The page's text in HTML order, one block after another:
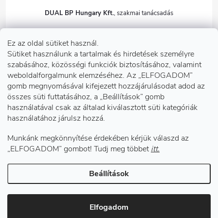
Ez az oldal sütiket használ.
Sütiket használunk a tartalmak és hirdetések személyre
szabásához, közösségi funkciók biztosításához, valamint
weboldalforgalmunk elemzéséhez. Az „ELFOGADOM”
gomb megnyomásával kifejezett hozzájárulásodat adod az
összes süti futtatásához, a „Beállítások” gomb
használatával csak az általad kiválasztott süti kategóriák
használatához járulsz hozzá.
Munkánk megkönnyítése érdekében kérjük válaszd az
„ELFOGADOM” gombot! Tudj meg többet itt.
Beállítások
Elfogadom
Információk önnek
Telephelyeink
Facebook
DUAL BP Hungary Kft.
dualbp.hu
Shoptet készítette
Copyright 2026DUAL BP Hungary Kft.. Minden jog fenntartva.Süti
beállítások szerkesztése